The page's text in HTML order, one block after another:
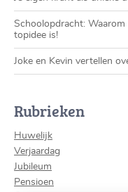
Schoolopdracht: Waarom
topidee is!
Joke en Kevin vertellen
Rubrieken
Huwelijk
Verjaardag
Jubileum
Pensioen